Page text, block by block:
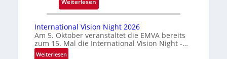
m
r
k
A
t
o
International Vision Night 2026
Am 5. Oktober veranstaltet die EMVA bereits
zum 15. Mal die International Vision Night -…
Weiterlesen: